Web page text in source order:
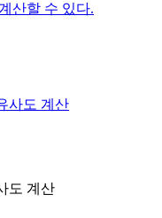
산할 수 있다.
도 계산